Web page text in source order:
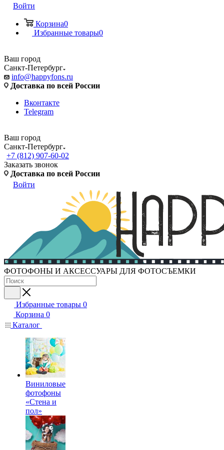
Войти
Корзина0
Избранные товары0
Ваш город
Санкт-Петербург
info@happyfons.ru
Доставка по всей России
Вконтакте
Telegram
Ваш город
Санкт-Петербург
+7 (812) 907-60-02
Заказать звонок
Доставка по всей России
Войти
ФОТОФОНЫ И АКСЕССУАРЫ ДЛЯ ФОТОСЪЕМКИ
Избранные товары 0
Корзина 0
Каталог
Виниловые
фотофоны
«Стена и
пол»